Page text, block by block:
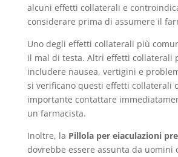
alcuni effetti collaterali e
considerare prima di assumere il
Uno degli effetti collaterali più
il mal di testa. Altri effetti collaterali
includere nausea, vertigini e
si verificano questi effetti collaterali
importante contattare
un farmacista.
Inoltre, la Pillola per eiaculazioni
dovrebbe essere assunta da uomini